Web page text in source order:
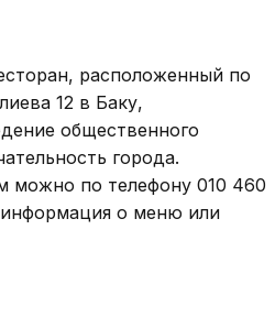
расположенный по
12 в Баку,
общественного
города.
можно по телефону 010 460
о меню или